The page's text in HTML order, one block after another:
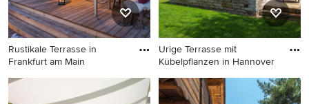
Rustikale Terrasse in
Frankfurt am Main
Rustikale Terrasse in
Frankfurt am Main
Urige Terrasse mit
Kübelpflanzen in Hannover
Urige Terrasse mit
Kübelpflanzen in Hannover